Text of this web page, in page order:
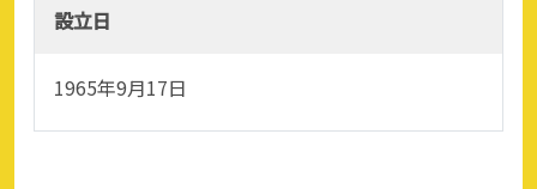
設立日
1965年9月17日